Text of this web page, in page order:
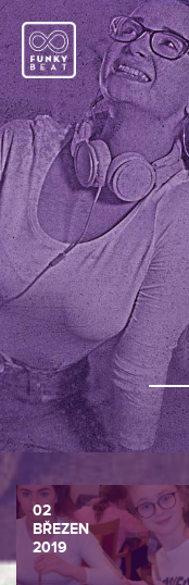
02
BŘEZEN
2019